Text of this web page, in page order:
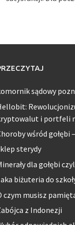
sądowy
i portfeli
wśród gołębi
sterydy
dla gołębi
biżuteria do
czym musisz
z Indonezji